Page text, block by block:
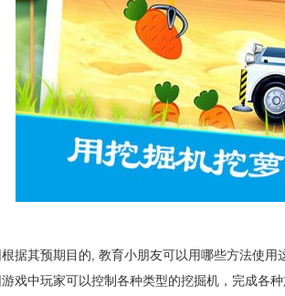
其预期目的, 教育小朋友可以用哪些方法使用
中玩家可以控制各种类型的挖掘机，完成各种